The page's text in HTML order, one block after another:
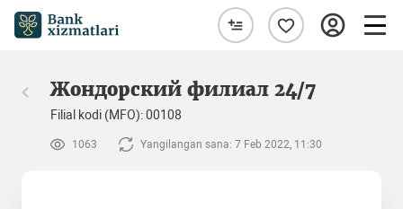
Жондорский филиал 24/7
Filial kodi (MFO): 00108
1063 Yangilangan sana: 7 Feb 2022, 11:30